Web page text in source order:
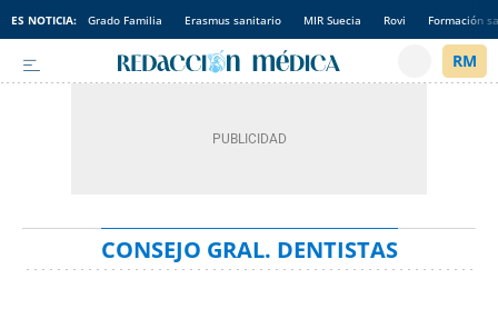
ES NOTICIA: Grado Familia Erasmus sanitario MIR Suecia Rovi Formación
CONSEJO GRAL. DENTISTAS